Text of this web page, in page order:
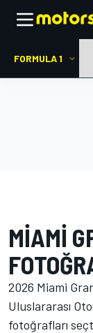
FORMULA 1
MIAMI
2026 Miami
Uluslararası
fotoğrafları